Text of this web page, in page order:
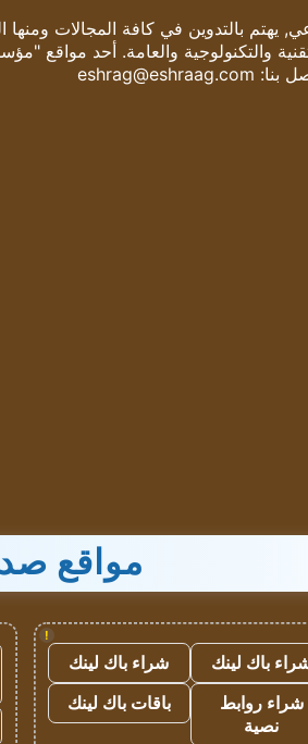
بالتدوين في كافة المجالات ومنها
والتكنولوجية والعامة. أحد مواقع
بنا: eshrag@eshraag.com
مواقع
!
باك لينك
شراء باك لينك
شراء روابط
نصية
باقات باك لينك